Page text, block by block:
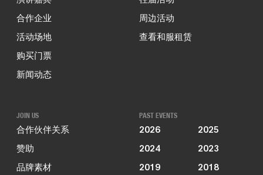
合作企业
活动场地
购买门票
新闻动态
周边活动
查看和服租赁
JOIN US
合作伙伴关系
赞助
品牌素材
PAST EVENTS
2026
2025
2024
2023
2019
2018